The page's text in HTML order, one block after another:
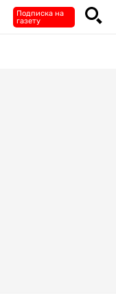
Подписка на
газету